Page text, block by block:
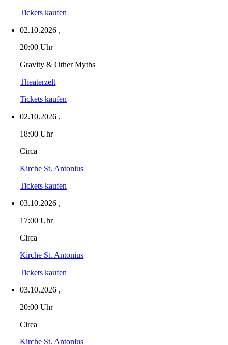
Tickets kaufen
02.10.2026 ,
20:00 Uhr
Gravity & Other Myths
Theaterzelt
Tickets kaufen
02.10.2026 ,
18:00 Uhr
Circa
Kirche St. Antonius
Tickets kaufen
03.10.2026 ,
17:00 Uhr
Circa
Kirche St. Antonius
Tickets kaufen
03.10.2026 ,
20:00 Uhr
Circa
Kirche St. Antonius